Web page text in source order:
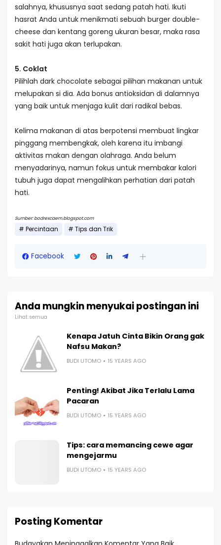
salahnya, khususnya saat sedang patah hati. Ikuti
hasrat Anda untuk menikmati sebuah burger double-
cheese dan kentang goreng ukuran besar, maka rasa
sakit hati juga akan terlupakan.
5. Coklat
Pilihlah dark chocolate sebagai pilihan makanan untuk
melupakan si dia. Ada bonus antioksidan di dalamnya
yang baik untuk menjaga kulit dari radikal bebas.
Kelima makanan di atas berpotensi membuat lingkar
pinggang membengkak, oleh karena itu imbangi
aktivitas makan dengan olahraga. Anda belum
menyadarinya, namun fokus untuk membakar kalori
tubuh juga dapat mengalihkan perhatian dari patah
hati.
Sumber: bodrexcaem.blogspot.com
Percintaan Tips dan Trik
Facebook
Anda mungkin menyukai postingan ini
Lihat semua
Kenapa Jatuh Cinta Bikin Orang gak
Nafsu Makan?
BUDI UTOMO 15 YEARS AGO
Penting! Akibat Jika Terlalu Lama
Pacaran
BUDI UTOMO 15 YEARS AGO
Tips: cara memancing cewe agar
mengejarmu
BUDI UTOMO 15 YEARS AGO
Posting Komentar